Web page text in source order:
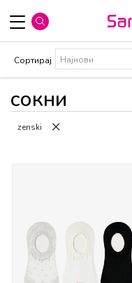
сокни
Сортирај
zenski